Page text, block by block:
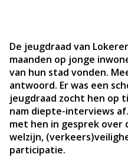
De jeugdraad van
maanden op jonge
van hun stad vonden.
antwoord. Er was een
jeugdraad zocht hen op
nam diepte-interviews
met hen in gesprek
welzijn,
participatie.